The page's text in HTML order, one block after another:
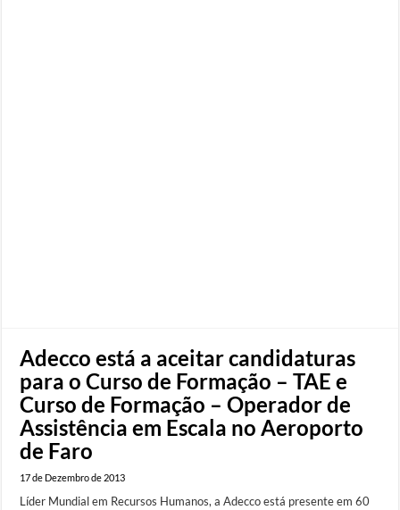
Adecco está a aceitar candidaturas
para o Curso de Formação – TAE e
Curso de Formação – Operador de
Assistência em Escala no Aeroporto
de Faro
17 de Dezembro de 2013
Líder Mundial em Recursos Humanos, a Adecco está presente em 60